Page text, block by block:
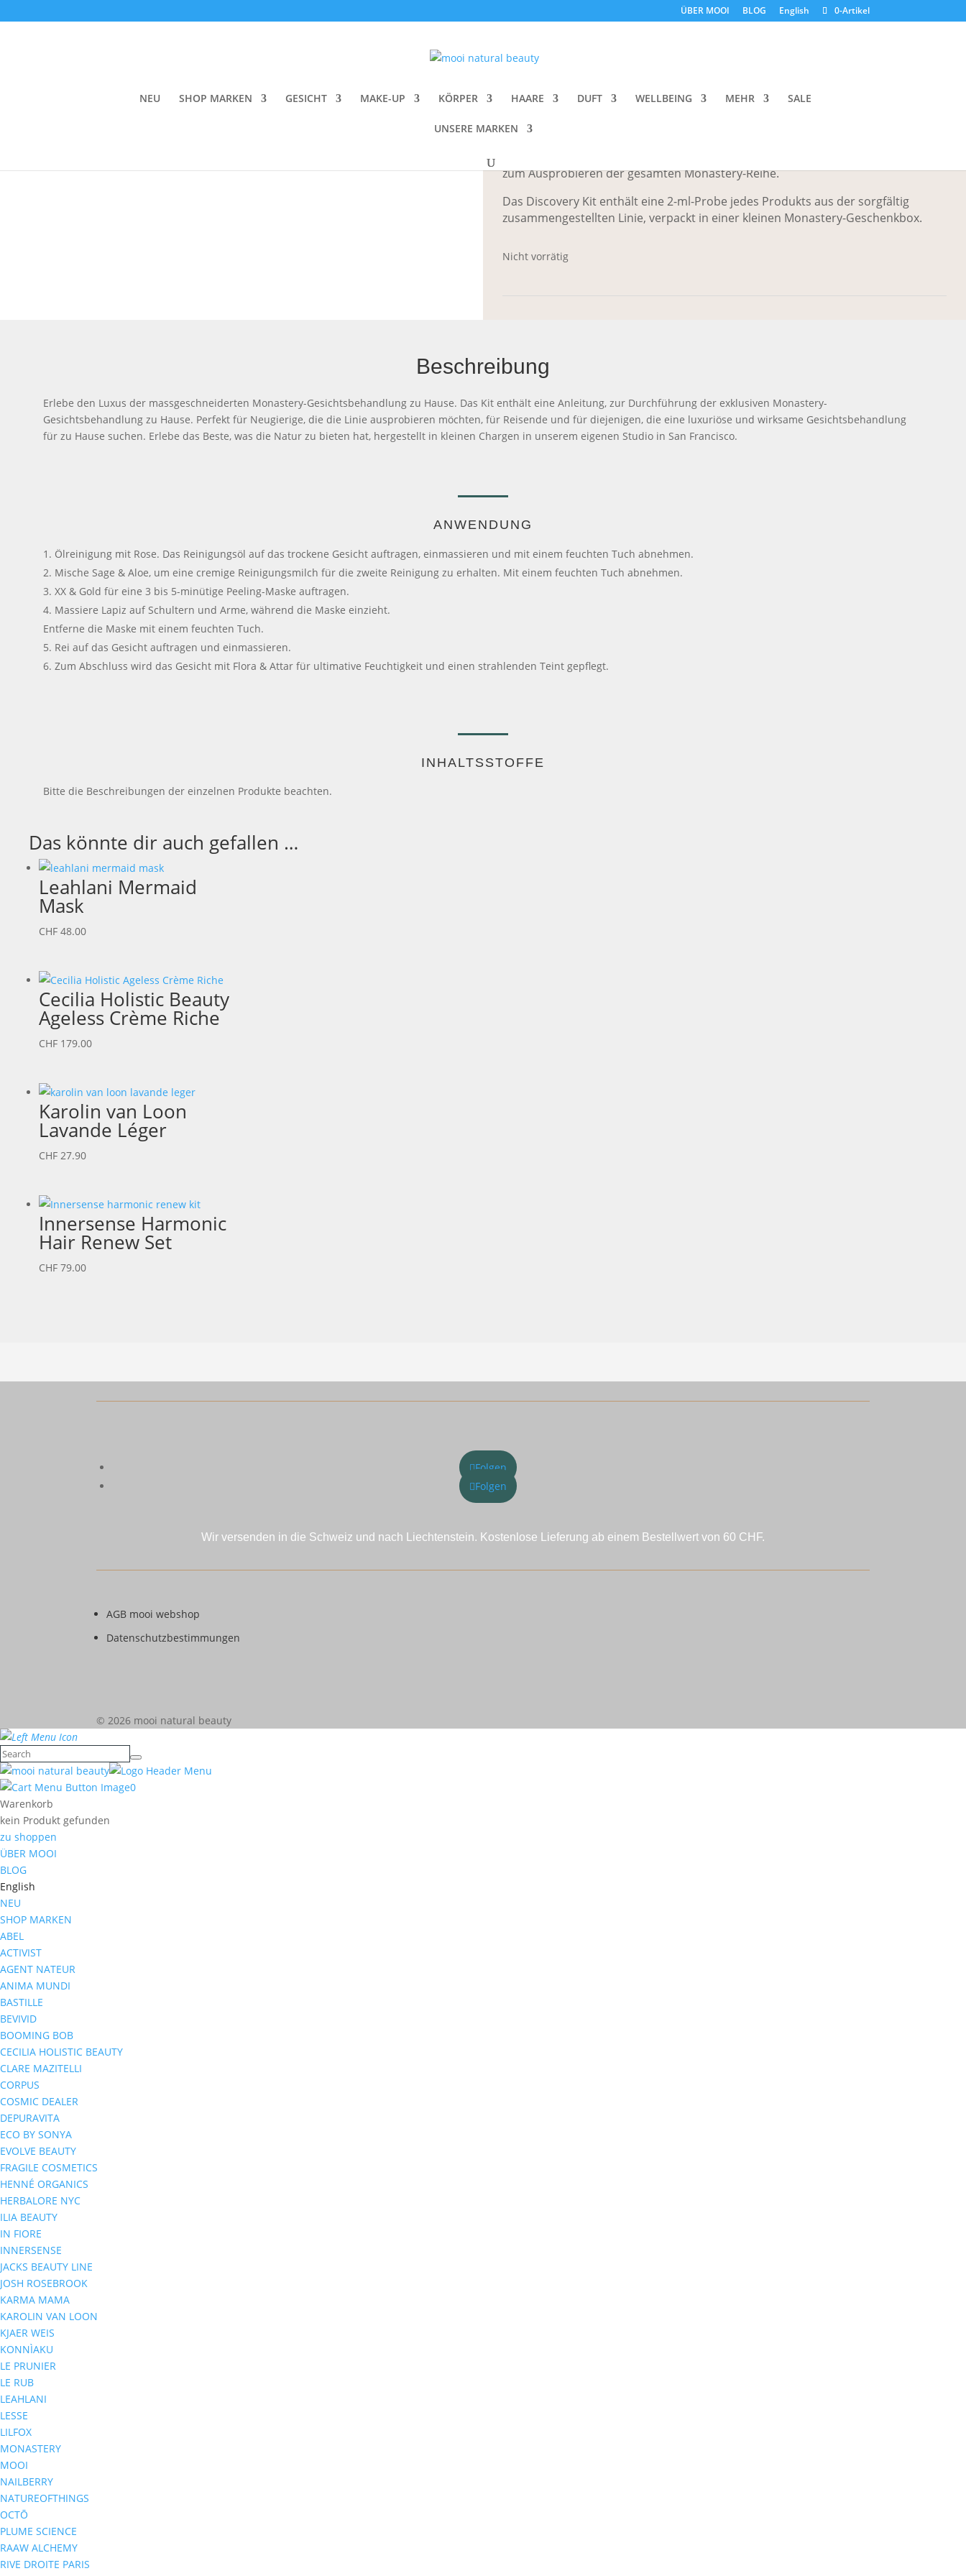
ÜBER MOOI BLOG English 0-Artikel
NEU SHOP MARKEN GESICHT MAKE-UP KÖRPER HAARE DUFT WELLBEING MEHR SALE
UNSERE MARKEN
Monastery The Discovery Kit
zum Ausprobieren der gesamten Monastery-Reihe.
Das Discovery Kit enthält eine 2-ml-Probe jedes Produkts aus der sorgfältig
zusammengestellten Linie, verpackt in einer kleinen Monastery-Geschenkbox.
Nicht vorrätig
Beschreibung
Erlebe den Luxus der massgeschneiderten Monastery-Gesichtsbehandlung zu Hause. Das Kit enthält eine Anleitung, zur Durchführung der exklusiven Monastery-
Gesichtsbehandlung zu Hause. Perfekt für Neugierige, die die Linie ausprobieren möchten, für Reisende und für diejenigen, die eine luxuriöse und wirksame Gesichtsbehandlung
für zu Hause suchen. Erlebe das Beste, was die Natur zu bieten hat, hergestellt in kleinen Chargen in unserem eigenen Studio in San Francisco.
ANWENDUNG
Ölreinigung mit Rose. Das Reinigungsöl auf das trockene Gesicht auftragen, einmassieren und mit einem feuchten Tuch abnehmen.
Mische Sage & Aloe, um eine cremige Reinigungsmilch für die zweite Reinigung zu erhalten. Mit einem feuchten Tuch abnehmen.
XX & Gold für eine 3 bis 5-minütige Peeling-Maske auftragen.
Massiere Lapiz auf Schultern und Arme, während die Maske einzieht.
Entferne die Maske mit einem feuchten Tuch.
Rei auf das Gesicht auftragen und einmassieren.
Zum Abschluss wird das Gesicht mit Flora & Attar für ultimative Feuchtigkeit und einen strahlenden Teint gepflegt.
INHALTSSTOFFE
Bitte die Beschreibungen der einzelnen Produkte beachten.
Das könnte dir auch gefallen …
Leahlani Mermaid
Mask
CHF 48.00
Cecilia Holistic Beauty
Ageless Crème Riche
CHF 179.00
Karolin van Loon
Lavande Léger
CHF 27.90
Innersense Harmonic
Hair Renew Set
CHF 79.00
Folgen
Folgen
Wir versenden in die Schweiz und nach Liechtenstein. Kostenlose Lieferung ab einem Bestellwert von 60 CHF.
AGB mooi webshop
Datenschutzbestimmungen
© 2026 mooi natural beauty
0
Warenkorb
kein Produkt gefunden
zu shoppen
ÜBER MOOI
BLOG
English
NEU
SHOP MARKEN
ABEL
ACTIVIST
AGENT NATEUR
ANIMA MUNDI
BASTILLE
BEVIVID
BOOMING BOB
CECILIA HOLISTIC BEAUTY
CLARE MAZITELLI
CORPUS
COSMIC DEALER
DEPURAVITA
ECO BY SONYA
EVOLVE BEAUTY
FRAGILE COSMETICS
HENNÉ ORGANICS
HERBALORE NYC
ILIA BEAUTY
IN FIORE
INNERSENSE
JACKS BEAUTY LINE
JOSH ROSEBROOK
KARMA MAMA
KAROLIN VAN LOON
KJAER WEIS
KONNÌAKU
LE PRUNIER
LE RUB
LEAHLANI
LESSE
LILFOX
MONASTERY
MOOI
NAILBERRY
NATUREOFTHINGS
OCTŌ
PLUME SCIENCE
RAAW ALCHEMY
RIVE DROITE PARIS